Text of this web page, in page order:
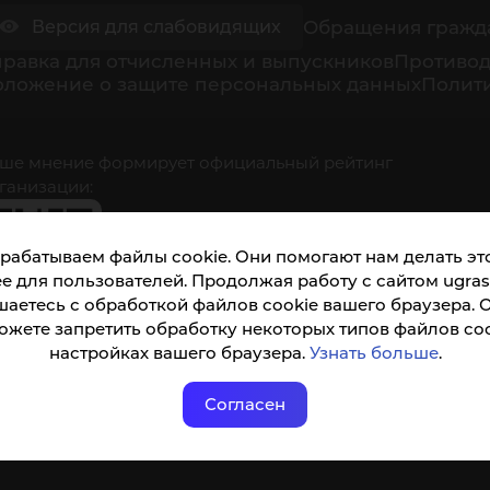
файлы cookie. Они помогают нам делать
для пользователей. Продолжая работу с сайтом
с обработкой файлов cookie вашего браузера.
запретить обработку некоторых типов файлов
настройках вашего браузера. Узнать больше.
Согласен
мнение формирует официальный рейтинг
доступна по QR-коду, а так же по прямой